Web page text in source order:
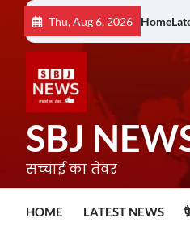
content
Thu, Aug 6, 2026 Home
SBJ
सच्चाई का तेवर
HOME LATEST NEWS